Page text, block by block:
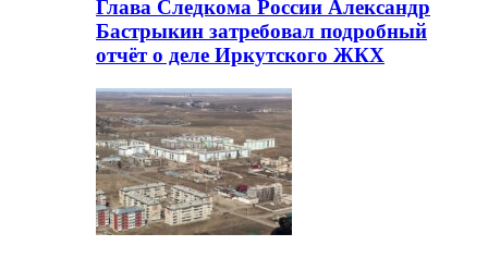
Глава Следкома России Александр
Бастрыкин затребовал подробный
отчёт о деле Иркутского ЖКХ